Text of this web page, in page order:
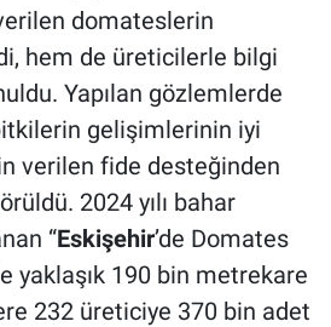
domateslerin
hem de üreticilerle bilgi
Yapılan gözlemlerde
gelişimlerinin iyi
verilen fide desteğinden
2024 yılı bahar
“Eskişehir’de Domates
yaklaşık 190 bin metrekare
232 üreticiye 370 bin adet